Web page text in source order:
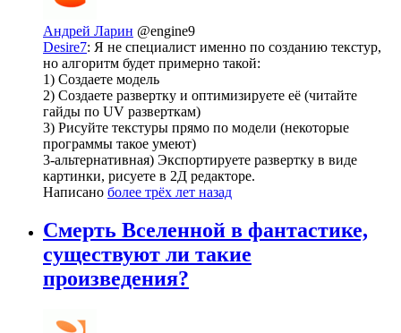
Андрей Ларин @engine9
Desire7: Я не специалист именно по созданию текстур,
но алгоритм будет примерно такой:
1) Создаете модель
2) Создаете развертку и оптимизируете её (читайте
гайды по UV разверткам)
3) Рисуйте текстуры прямо по модели (некоторые
программы такое умеют)
3-альтернативная) Экспортируете развертку в виде
картинки, рисуете в 2Д редакторе.
Написано более трёх лет назад
Смерть Вселенной в фантастике,
существуют ли такие
произведения?